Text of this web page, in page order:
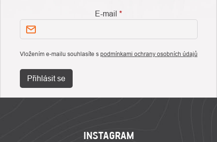
E-mail
Vložením e-mailu souhlasíte s podmínkami ochrany osobních údajů
Přihlásit se
INSTAGRAM